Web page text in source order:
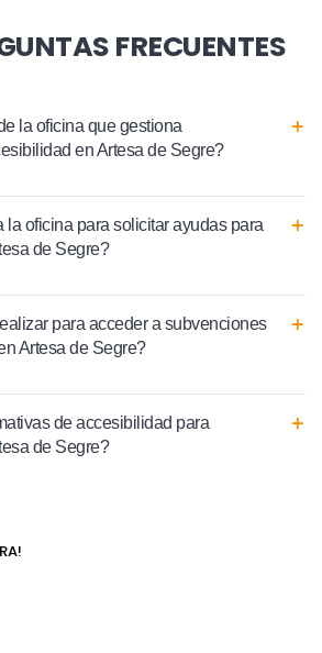
FRECUENTES
la oficina que gestiona
en Artesa de Segre?
oficina para solicitar ayudas para
de Segre?
para acceder a subvenciones
Artesa de Segre?
de accesibilidad para
de Segre?